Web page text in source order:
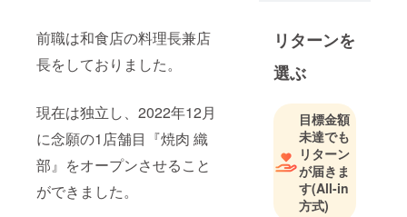
前職は和食店の料理長兼店
長をしておりました。
現在は独立し、2022年12月
に念願の1店舗目『焼肉 織
部』をオープンさせること
ができました。
リターンを
選ぶ
目標金額
未達でも
リターン
が届きま
す(All-in
方式)